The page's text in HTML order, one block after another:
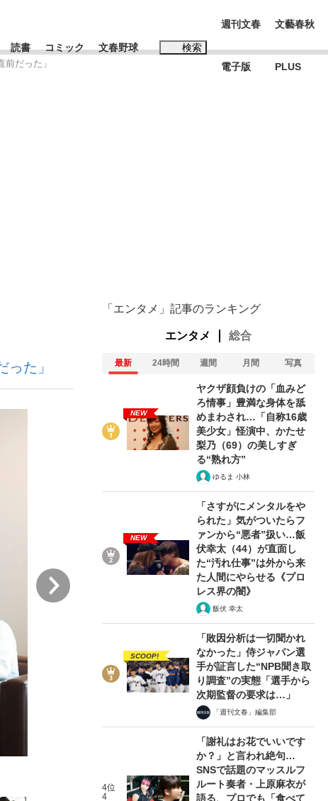
WBC日本代表“敗戦”の真実 選手が明かす...
のが悲しい」『北の国から』倉本聰氏（91...
読書 コミック 文春野球 検索
週刊文春
電子版
文藝春秋
PLUS
だった」
た」
「エンタメ」記事のランキング
エンタメ 総合
最新 24時間 週間 月間 写真
NEW
ヤクザ顔負けの「血みど
ろ情事」豊満な身体を舐
めまわされ…「自称16歳
美少女」怪演中、かたせ
梨乃（69）の美しすぎ
る“熟れ方”
ゆるま 小林
NEW
「さすがにメンタルをや
られた」気がついたらフ
ァンから“悪者”扱い…飯
伏幸太（44）が直面し
た“汚れ仕事”は外から来
た人間にやらせる《プロ
レス界の闇》
飯伏 幸太
SCOOP!
「敗因分析は一切聞かれ
なかった」侍ジャパン選
手が証言した“NPB聞き取
り調査”の実態「選手から
次期監督の要求は…」
「週刊文春」編集部
4位
4
「謝礼はお花でいいです
か？」と言われ絶句…
SNSで話題のマッスルフ
ルート奏者・上原麻衣が
語る、プロでも「食べて